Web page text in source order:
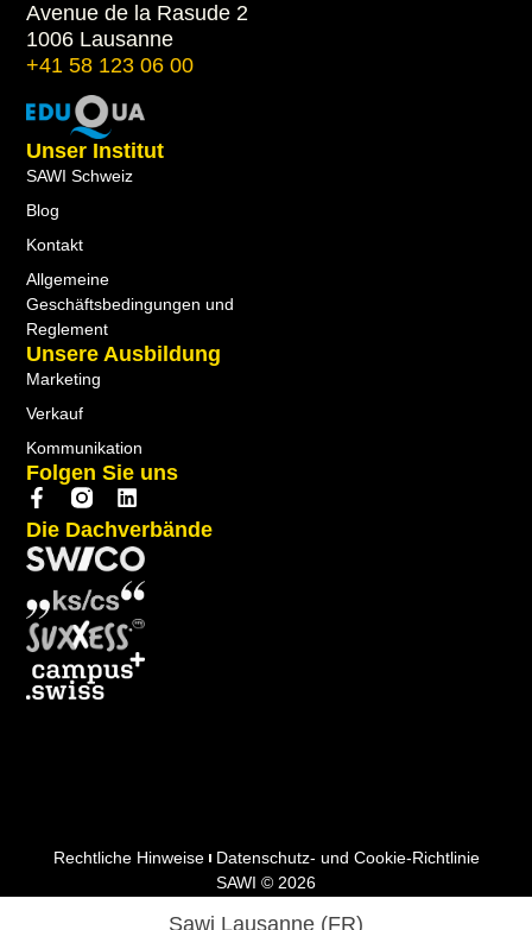
Avenue de la Rasude 2
1006 Lausanne
+41 58 123 06 00
Unsere Ausbildung
Marketing
Verkauf
Kommunikation
Unser Institut
SAWI Schweiz
Blog
Kontakt
Allgemeine
Geschäftsbedingungen und
Reglement
Folgen Sie uns
Die Dachverbände
Rechtliche Hinweise
Datenschutz- und Cookie-Richtlinie
SAWI © 2026
Sawi Lausanne (FR)